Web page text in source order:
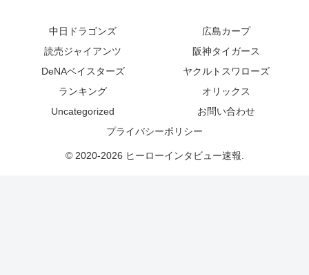
中日ドラゴンズ
広島カープ
読売ジャイアンツ
阪神タイガース
DeNAベイスターズ
ヤクルトスワローズ
ランキング
オリックス
Uncategorized
お問い合わせ
プライバシーポリシー
© 2020-2026 ヒーローインタビュー速報.